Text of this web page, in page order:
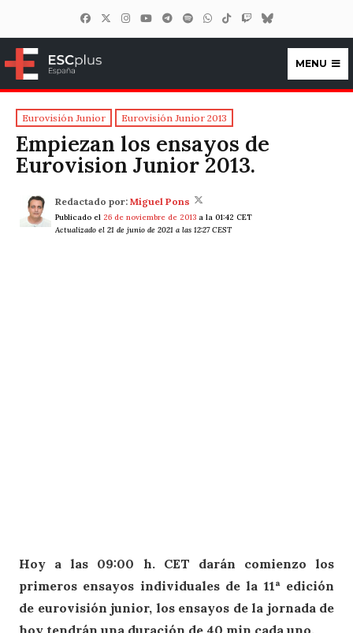
ESCplus España
MENU
Eurovisión Junior Eurovisión Junior 2013
Empiezan los ensayos de
Eurovision Junior 2013.
Redactado por: Miguel Pons
Publicado el 26 de noviembre de 2013 a la 01:42 CET
Actualizado el 21 de junio de 2021 a las 12:27 CEST
Hoy a las 09:00 h. CET darán comienzo los
primeros ensayos individuales de la 11ª edición
de eurovisión junior, los ensayos de la jornada de
hoy tendrán una duración de 40 min cada uno.